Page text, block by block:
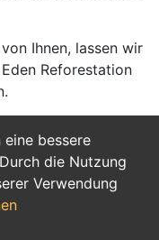
bessere
die Nutzung
Verwendung
Ihnen, lassen wir
Reforestation